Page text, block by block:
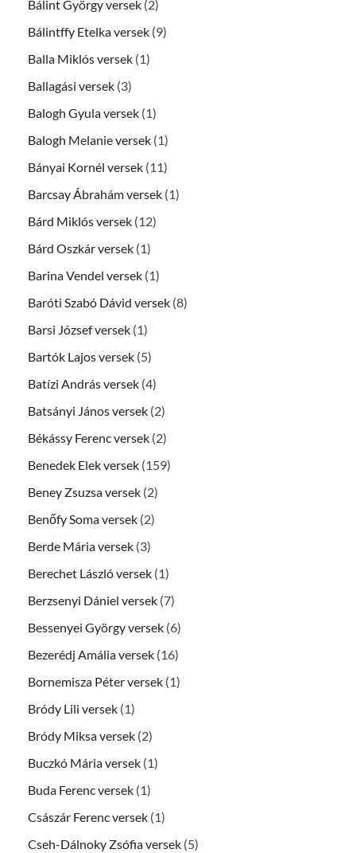
Bálint György versek (2)
Bálintffy Etelka versek (9)
Balla Miklós versek (1)
Ballagási versek (3)
Balogh Gyula versek (1)
Balogh Melanie versek (1)
Bányai Kornél versek (11)
Barcsay Ábrahám versek (1)
Bárd Miklós versek (12)
Bárd Oszkár versek (1)
Barina Vendel versek (1)
Baróti Szabó Dávid versek (8)
Barsi József versek (1)
Bartók Lajos versek (5)
Batízi András versek (4)
Batsányi János versek (2)
Békássy Ferenc versek (2)
Benedek Elek versek (159)
Beney Zsuzsa versek (2)
Benőfy Soma versek (2)
Berde Mária versek (3)
Berechet László versek (1)
Berzsenyi Dániel versek (7)
Bessenyei György versek (6)
Bezerédj Amália versek (16)
Bornemisza Péter versek (1)
Bródy Lili versek (1)
Bródy Miksa versek (2)
Buczkó Mária versek (1)
Buda Ferenc versek (1)
Császár Ferenc versek (1)
Cseh-Dálnoky Zsófia versek (5)